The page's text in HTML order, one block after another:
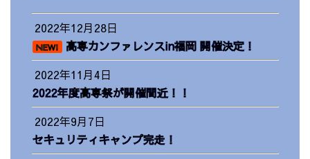
2022年12月28日
NEW!
高専カンファレンスin福岡 開催決定！
2022年11月4日
2022年度高専祭が開催間近！！
2022年9月7日
セキュリティキャンプ完走！